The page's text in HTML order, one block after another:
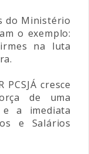
do Ministério
o exemplo:
na luta
PCSJÁ cresce
de uma
a imediata
e Salários